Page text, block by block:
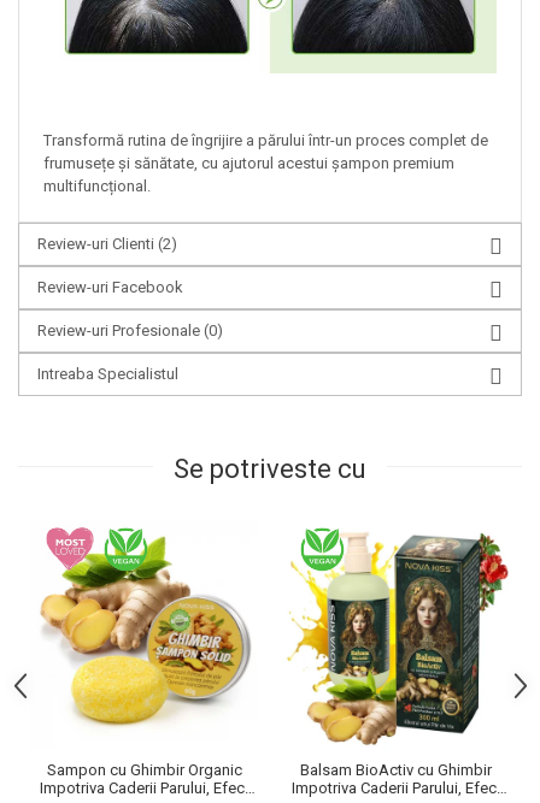
Transformă rutina de îngrijire a părului într-un proces complet de
frumusețe și sănătate, cu ajutorul acestui șampon premium
multifuncțional.
Review-uri Clienti (2)
Review-uri Facebook
Review-uri Profesionale (0)
Intreaba Specialistul
Se potriveste cu
Sampon cu Ghimbir Organic
Impotriva Caderii Parului, Efect
Balsam BioActiv cu Ghimbir
Impotriva Caderii Parului, Efect